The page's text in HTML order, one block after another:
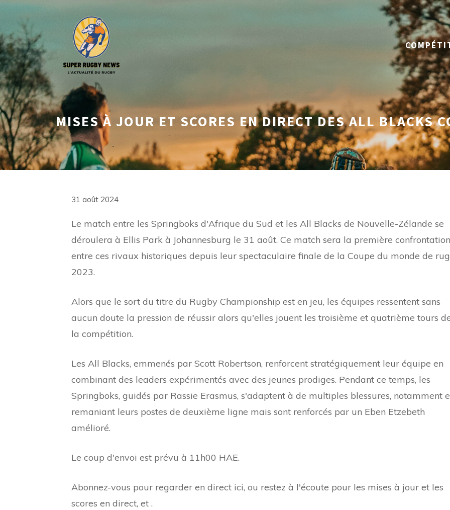
Aller
contenu
MISES À JOUR ET SCORES EN DIRECT DES ALL BLACKS
31 août 2024
Le match entre les Springboks d'Afrique du Sud et les All Blacks de Nouvelle-Zélande se
déroulera à Ellis Park à Johannesburg le 31 août. Ce match sera la première confrontation
entre ces rivaux historiques depuis leur spectaculaire finale de la Coupe du monde de
2023.
Alors que le sort du titre du Rugby Championship est en jeu, les équipes ressentent sans
aucun doute la pression de réussir alors qu'elles jouent les troisième et quatrième tours
la compétition.
Les All Blacks, emmenés par Scott Robertson, renforcent stratégiquement leur équipe en
combinant des leaders expérimentés avec des jeunes prodiges. Pendant ce temps, les
Springboks, guidés par Rassie Erasmus, s'adaptent à de multiples blessures, notamment
remaniant leurs postes de deuxième ligne mais sont renforcés par un Eben Etzebeth
amélioré.
Le coup d'envoi est prévu à 11h00 HAE.
Abonnez-vous pour regarder en direct ici, ou restez à l'écoute pour les mises à jour et les
scores en direct, et .